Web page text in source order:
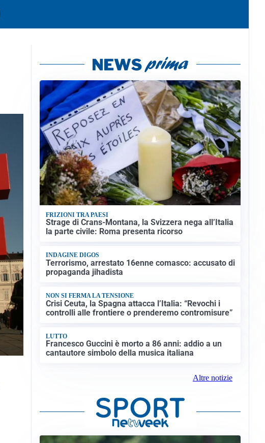
FRIZIONI TRA PAESI
Strage di Crans-Montana, la Svizzera nega all’Italia
la parte civile: Roma presenta ricorso
INDAGINE DIGOS
Terrorismo, arrestato 16enne comasco: accusato di
propaganda jihadista
NON SI FERMA LA TENSIONE
Crisi Ceuta, la Spagna attacca l’Italia: “Revochi i
controlli alle frontiere o prenderemo contromisure”
LUTTO
Francesco Guccini è morto a 86 anni: addio a un
cantautore simbolo della musica italiana
Altre notizie